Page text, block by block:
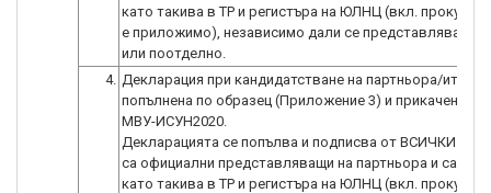
като такива в ТР и регистърa на ЮЛНЦ (вкл.
е приложимо), независимо дали се представляват
4. Декларация при кандидатстване на партньора/ите –
попълнена по образец (Приложение 3) и прикачена в
МВУ-ИСУН2020.
Декларацията се попълва и подписва от ВСИЧКИ
са официални представляващи на партньора и са
като такива в ТР и регистърa на ЮЛНЦ (вкл.